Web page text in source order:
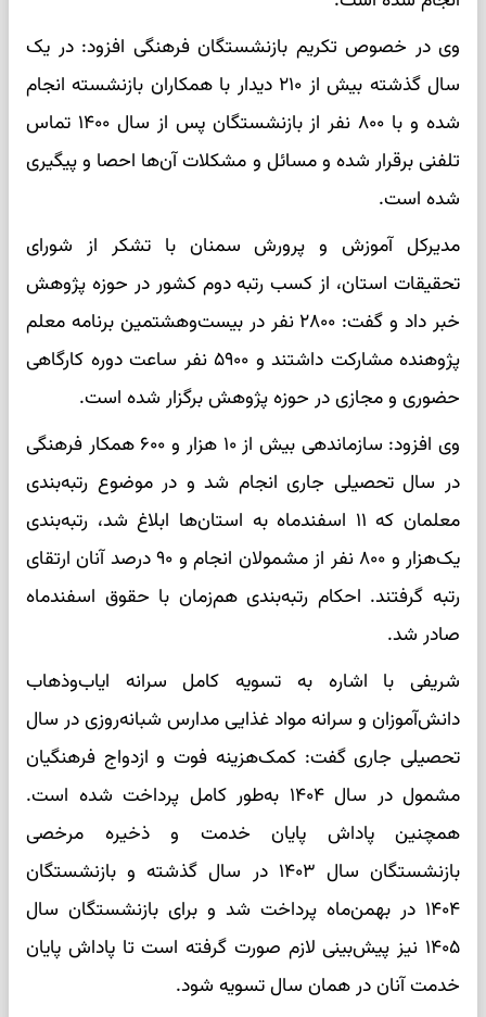
وی در خصوص تکریم بازنشستگان فرهنگی افزود: در یک
سال گذشته بیش از ۲۱۰ دیدار با همکاران بازنشسته انجام
شده و با ۸۰۰ نفر از بازنشستگان پس از سال ۱۴۰۰ تماس
تلفنی برقرار شده و مسائل و مشکلات آن‌ها احصا و پیگیری
شده است.
مدیرکل آموزش و پرورش سمنان با تشکر از شورای
تحقیقات استان، از کسب رتبه دوم کشور در حوزه پژوهش
خبر داد و گفت: ۲۸۰۰ نفر در بیست‌وهشتمین برنامه معلم
پژوهنده مشارکت داشتند و ۵۹۰۰ نفر ساعت دوره کارگاهی
حضوری و مجازی در حوزه پژوهش برگزار شده است.
وی افزود: سازماندهی بیش از ۱۰ هزار و ۶۰۰ همکار فرهنگی
در سال تحصیلی جاری انجام شد و در موضوع رتبه‌بندی
معلمان که ۱۱ اسفندماه به استان‌ها ابلاغ شد، رتبه‌بندی
یک‌هزار و ۸۰۰ نفر از مشمولان انجام و ۹۰ درصد آنان ارتقای
رتبه گرفتند. احکام رتبه‌بندی هم‌زمان با حقوق اسفندماه
صادر شد.
شریفی با اشاره به تسویه کامل سرانه ایاب‌وذهاب
دانش‌آموزان و سرانه مواد غذایی مدارس شبانه‌روزی در سال
تحصیلی جاری گفت: کمک‌هزینه فوت و ازدواج فرهنگیان
مشمول در سال ۱۴۰۴ به‌طور کامل پرداخت شده است.
همچنین پاداش پایان خدمت و ذخیره مرخصی
بازنشستگان سال ۱۴۰۳ در سال گذشته و بازنشستگان
۱۴۰۴ در بهمن‌ماه پرداخت شد و برای بازنشستگان سال
۱۴۰۵ نیز پیش‌بینی لازم صورت گرفته است تا پاداش پایان
خدمت آنان در همان سال تسویه شود.